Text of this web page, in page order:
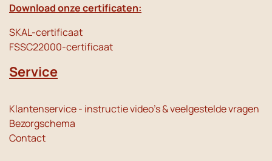
Download onze certificaten:
SKAL-certificaat
FSSC22000-certificaat
Service
Klantenservice - instructie video's & veelgestelde vragen
Bezorgschema
Contact